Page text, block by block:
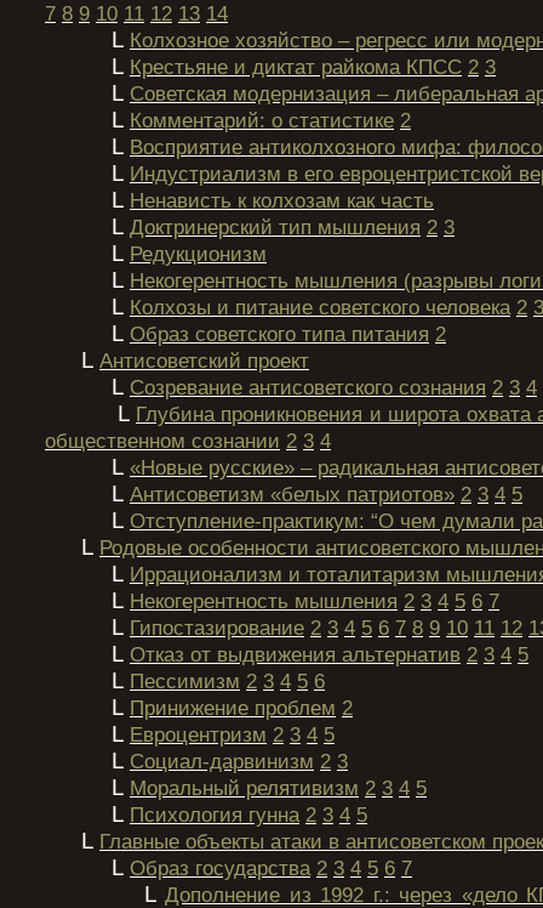
7 8 9 10 11 12 13 14
L Колхозное хозяйство – регресс или
L Крестьяне и диктат райкома КПСС 2 3
L Советская модернизация – либеральная
L Комментарий: о статистике 2
L Восприятие антиколхозного мифа:
L Индустриализм в его евроцентристской
L Ненависть к колхозам как часть
L Доктринерский тип мышления 2 3
L Редукционизм
L Некогерентность мышления (разрывы
L Колхозы и питание советского человека 2 3
L Образ советского типа питания 2
L Антисоветский проект
L Созревание антисоветского сознания 2 3 4
L Глубина проникновения и широта охвата
общественном сознании 2 3 4
L «Новые русские» – радикальная
L Антисоветизм «белых патриотов» 2 3 4 5
L Отступление-практикум: “О чем думали
L Родовые особенности антисоветского
L Иррационализм и тоталитаризм
L Некогерентность мышления 2 3 4 5 6 7
L Гипостазирование 2 3 4 5 6 7 8 9 10 11 12
L Отказ от выдвижения альтернатив 2 3 4 5
L Пессимизм 2 3 4 5 6
L Принижение проблем 2
L Евроцентризм 2 3 4 5
L Социал-дарвинизм 2 3
L Моральный релятивизм 2 3 4 5
L Психология гунна 2 3 4 5
L Главные объекты атаки в антисоветском
L Образ государства 2 3 4 5 6 7
LДополнение из 1992 г.: через «дело